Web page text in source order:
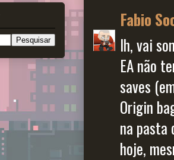
Fabio
Ih, vai
EA não
saves
Origin
na pasta
hoje,